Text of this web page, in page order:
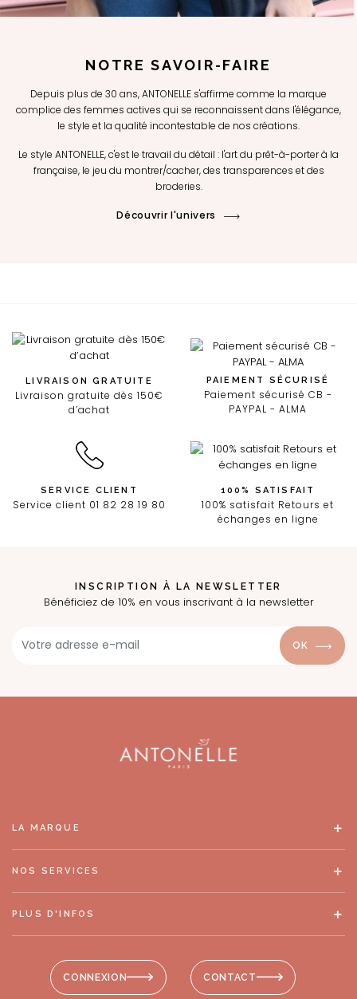
NOTRE SAVOIR-FAIRE
Depuis plus de 30 ans, ANTONELLE s'affirme comme la marque
complice des femmes actives qui se reconnaissent dans l'élégance,
le style et la qualité incontestable de nos créations.
Le style ANTONELLE, c'est le travail du détail : l'art du prêt-à-porter à la
française, le jeu du montrer/cacher, des transparences et des
broderies.
Découvrir l'univers
LIVRAISON GRATUITE
Livraison gratuite dès 150€
d’achat
PAIEMENT SÉCURISÉ
Paiement sécurisé CB -
PAYPAL - ALMA
SERVICE CLIENT
Service client 01 82 28 19 80
100% SATISFAIT
100% satisfait Retours et
échanges en ligne
INSCRIPTION À LA NEWSLETTER
Bénéficiez de 10% en vous inscrivant à la newsletter
OK
CONNEXION CONTACT
LA MARQUE
NOS SERVICES
PLUS D'INFOS